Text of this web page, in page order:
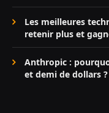
Les meilleures
retenir plus et
Anthropic :
et demi de dollars ?